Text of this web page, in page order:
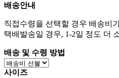
배송안내
직접수령을 선택할 경우 배송비
택배발송일 경우, 1-2일 정도 더
배송 및 수령 방법
사이즈